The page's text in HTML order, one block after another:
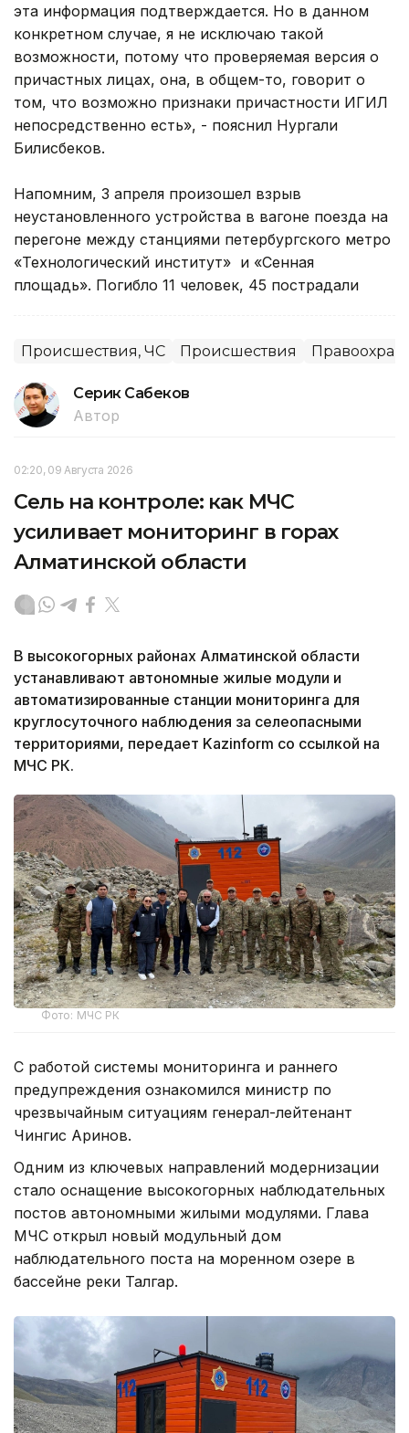
эта информация подтверждается. Но в данном
конкретном случае, я не исключаю такой
возможности, потому что проверяемая версия о
причастных лицах, она, в общем-то, говорит о
том, что возможно признаки причастности ИГИЛ
непосредственно есть», - пояснил Нургали
Билисбеков.
Напомним, 3 апреля произошел взрыв
неустановленного устройства в вагоне поезда на
перегоне между станциями петербургского метро
«Технологический институт» и «Сенная
площадь». Погибло 11 человек, 45 пострадали
Происшествия, ЧС Происшествия
Серик Сабеков
Автор
02:20, 09 Августа 2026
Сель на контроле: как МЧС
усиливает мониторинг в горах
Алматинской области
В высокогорных районах Алматинской области
устанавливают автономные жилые модули и
автоматизированные станции мониторинга для
круглосуточного наблюдения за селеопасными
территориями, передает Kazinform со ссылкой на
МЧС РК.
Фото: МЧС РК
С работой системы мониторинга и раннего
предупреждения ознакомился министр по
чрезвычайным ситуациям генерал-лейтенант
Чингис Аринов.
Одним из ключевых направлений модернизации
стало оснащение высокогорных наблюдательных
постов автономными жилыми модулями. Глава
МЧС открыл новый модульный дом
наблюдательного поста на моренном озере в
бассейне реки Талгар.